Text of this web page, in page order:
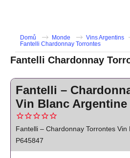
Domů Monde
Vins Argentins
Fantelli Chardonnay Torrontes
Fantelli Chardonnay
Fantelli –
Vin Blanc Argentine
Fantelli – Chardonnay Torrontes Vin
P645847